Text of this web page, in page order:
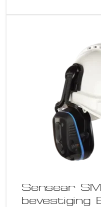
Sensear
bevestiging